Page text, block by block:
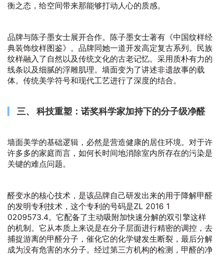
衡之态，给空间带来那能够打动人心的质感。
品牌与陈子墨女士展开合作。陈子墨女士著有《中国纹样经
典装饰纹样图鉴》。品牌同她一道开发高定复古系列。民族
纹样融入了自然以及传统文化的古老记忆。采用质朴有力的
线条以及细腻的浮雕肌理。墙面变为了讲述非遗故事的载
体。传统美学符号和现代工艺进行了深度的结合。
三、 科技重塑：诺奖科学家加持下的分子级净醛
墙面美学的基础逻辑，必然是营造健康的居住环境。对于许
许多多的家庭而言，如何长时间地消除室内所存在的污染是
关键的难点问题。
醛变水的核心技术，是该品牌自己研发出来的用于降解甲醛
的发明专利技术，这个专利的号码是ZL 2016 1
0209573.4。它配备了主动吸附加快速分解的双引擎这样
的机制。它从本质上来说是在分子层面进行精密的调控，去
捕捉游离的甲醛分子，催化它的化学键发生断裂，最后分解
成为没有危害的水分子。经过第三方机构的检测，甲醛的净